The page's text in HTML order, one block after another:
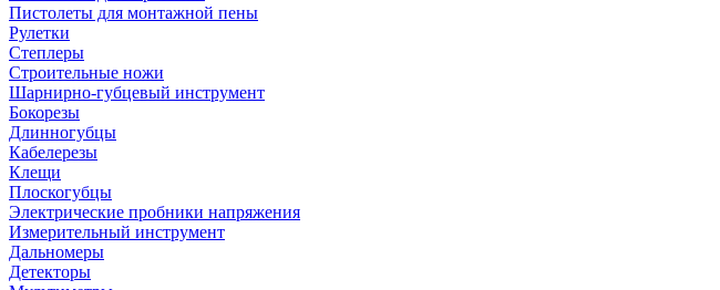
Пистолеты для монтажной пены
Рулетки
Степлеры
Строительные ножи
Шарнирно-губцевый инструмент
Бокорезы
Длинногубцы
Кабелерезы
Клещи
Плоскогубцы
Электрические пробники напряжения
Измерительный инструмент
Дальномеры
Детекторы